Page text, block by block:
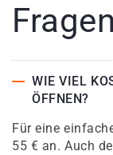
Fragen
WIE VIEL
ÖFFNEN?
Für eine
55 € an. Auch